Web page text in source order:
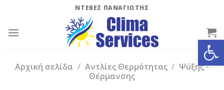
content
ΝΤΕΒΕΣ ΠΑΝΑΓΙΩΤΗΣ
Αρχική σελίδα / Αντλίες Θερμότητας / Ψύξης -
Θέρμανσης